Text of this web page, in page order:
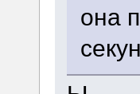
она